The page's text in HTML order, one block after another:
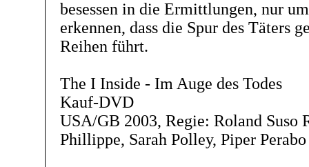
besessen in die Ermittlungen, nur
erkennen, dass die Spur des Täters
Reihen führt.
The I Inside - Im Auge des Todes
Kauf-DVD
USA/GB 2003, Regie: Roland Suso
Phillippe, Sarah Polley, Piper